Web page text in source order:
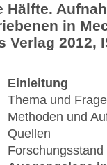
Hälfte.
in
2012,
Einleitung
Thema und
Methoden und
Quellen
Forschungsstand